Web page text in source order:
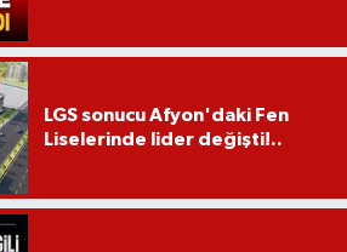
LGS sonucu Afyon'daki Fen
Liselerinde lider değişti!..